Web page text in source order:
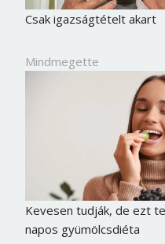
Csak igazságtételt akart
Mindmegette
Kevesen tudják, de ezt
napos gyümölcsdiéta